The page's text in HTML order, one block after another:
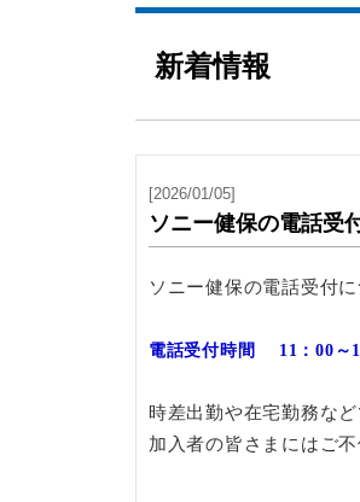
新着情報
[2026/01/05]
ソニー健保の電話受
ソニー健保の電話受付に
電話受付時間 11 ：00 ～
時差出勤や在宅勤務な
加入者の皆さまにはご